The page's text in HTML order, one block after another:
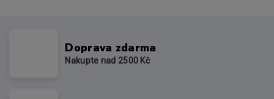
Doprava zdarma
Nakupte nad 2500 Kč